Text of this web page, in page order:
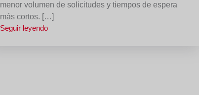
menor volumen de solicitudes y tiempos de espera
más cortos. […]
Seguir leyendo